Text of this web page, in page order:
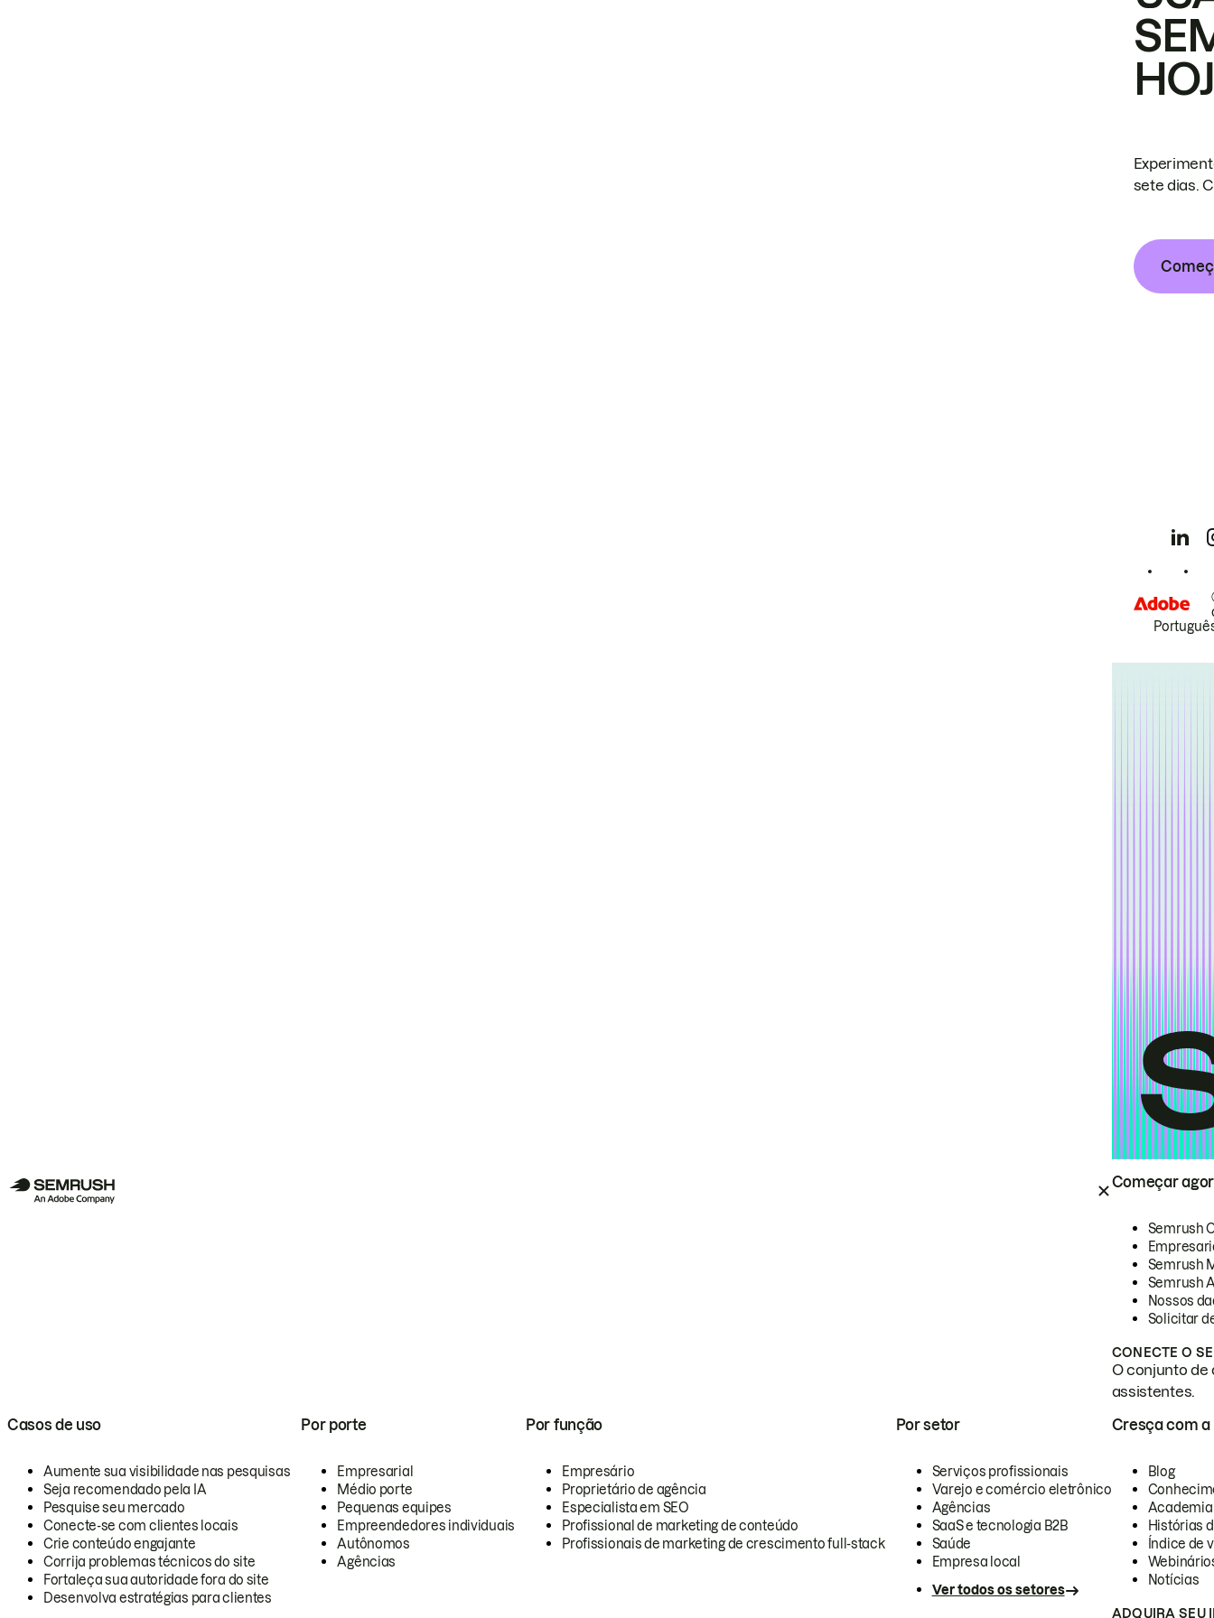
Começar
Semrush
Semrush
Semrush
Nossos
Solicitar
CONECTE O
O conjunto de
assistentes.
Casos de uso
Aumente sua visibilidade nas pesquisas
Seja recomendado pela IA
Pesquise seu mercado
Conecte-se com clientes locais
Crie conteúdo engajante
Corrija problemas técnicos do site
Fortaleça sua autoridade fora do site
Desenvolva estratégias para clientes
Por porte
Empresarial
Médio porte
Pequenas equipes
Empreendedores individuais
Autônomos
Agências
Por função
Empresário
Proprietário de agência
Especialista em SEO
Profissional de marketing de conteúdo
Profissionais de marketing de crescimento full-stack
Por setor
Serviços profissionais
Varejo e comércio eletrônico
Agências
SaaS e tecnologia B2B
Saúde
Empresa local
Ver todos os setores
Cresça com a
Blog
Academia
Histórias
Índice de
Notícias
ADQUIRA SEU
sete dias.